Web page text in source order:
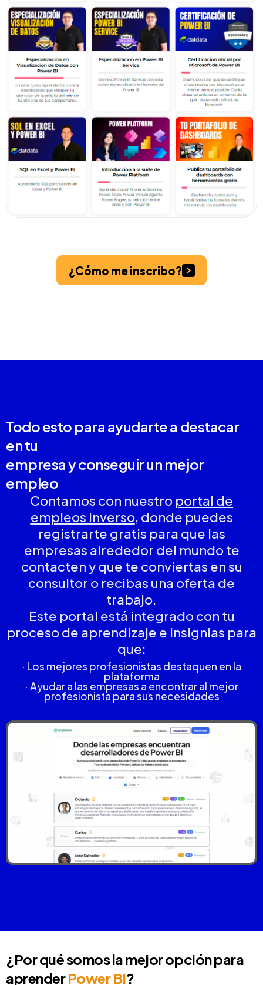
¿Cómo me inscribo?
Todo esto para ayudarte a destacar
en tu
empresa y conseguir un mejor
empleo
Contamos con nuestro portal de
empleos inverso, donde puedes
registrarte gratis para que las
empresas alrededor del mundo te
contacten y que te conviertas en su
consultor o recibas una oferta de
trabajo.
Este portal está integrado con tu
proceso de aprendizaje e insignias para
que:
· Los mejores profesionistas destaquen en la
plataforma
· Ayudar a las empresas a encontrar al mejor
profesionista para sus necesidades
¿Por qué somos la mejor opción para
aprenderPower BI?